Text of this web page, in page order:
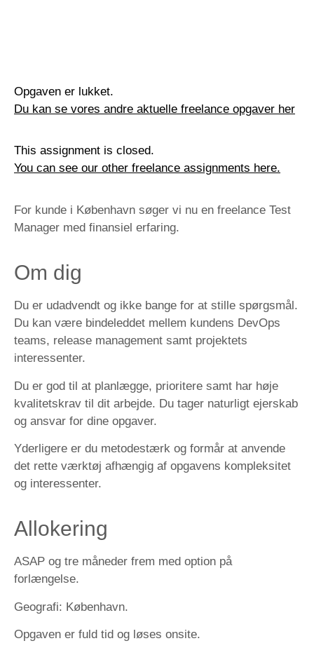
Opgaven er lukket.
Du kan se vores andre aktuelle freelance opgaver her
This assignment is closed.
You can see our other freelance assignments here.
For kunde i København søger vi nu en freelance Test
Manager med finansiel erfaring.
Om dig
Du er udadvendt og ikke bange for at stille spørgsmål.
Du kan være bindeleddet mellem kundens DevOps
teams, release management samt projektets
interessenter.
Du er god til at planlægge, prioritere samt har høje
kvalitetskrav til dit arbejde. Du tager naturligt ejerskab
og ansvar for dine opgaver.
Yderligere er du metodestærk og formår at anvende
det rette værktøj afhængig af opgavens kompleksitet
og interessenter.
Allokering
ASAP og tre måneder frem med option på
forlængelse.
Geografi: København.
Opgaven er fuld tid og løses onsite.